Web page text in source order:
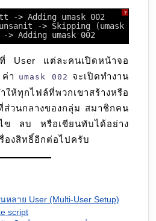
?
-> Adding umask 002
-> Skipping (umask 002
Adding umask 002
ที่ User แต่ละคนเปิดหน้าจอ
า
umask 002
จะเปิดทำงาน
ให้ทุกไฟล์ที่พวกเขาสร้างหรือ
ส่วนกลางของกลุ่ม สมาชิกคน
ข ลบ หรือเขียนทับได้อย่าง
องสิทธิ์อีกต่อไปครับ
หลาย User (Multi-User Setup)
script